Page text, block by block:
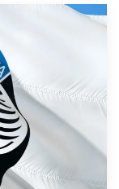
voci
pilastro
Sarri